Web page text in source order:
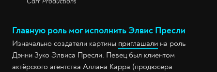
Главную роль мог исполнить Элвис Пресли
Изначально создатели картины приглашали на роль
Дэнни Зуко Элвиса Пресли. Певец был клиентом
актёрского агентства Аллана Карра (продюсера